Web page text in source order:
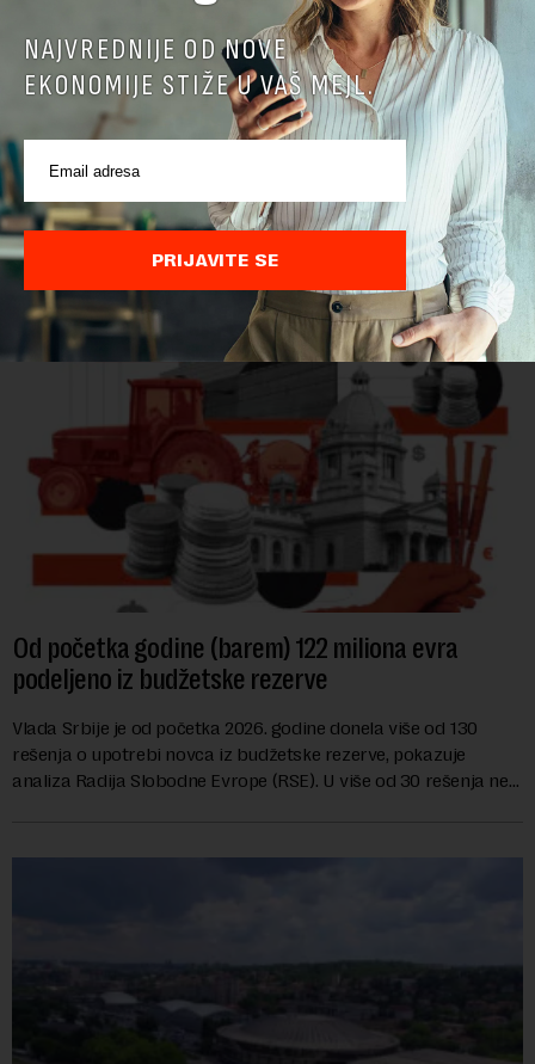
Ministarstvo: EK potvrdila da je Srbija unapredila
kontrolu hrane biljnog porekla
Ministarstvo poljoprivrede, šumarstva i vodoprivrede saopštilo
je danas da je Evropska komisija potvrdila da je Srbija
značajno unapredila sistem službenih kontrola bezbednosti
hrane biljnog porekla, te da k...
Od početka godine (barem) 122 miliona evra
podeljeno iz budžetske rezerve
Vlada Srbije je od početka 2026. godine donela više od 130
rešenja o upotrebi novca iz budžetske rezerve, pokazuje
analiza Radija Slobodne Evrope (RSE). U više od 30 rešenja ne
NAJVREDNIJE OD NOVE
EKONOMIJE STIŽE U VAŠ MEJL.
PRIJAVITE SE